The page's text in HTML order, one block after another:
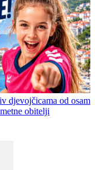
djevojčicama od osam
obitelji